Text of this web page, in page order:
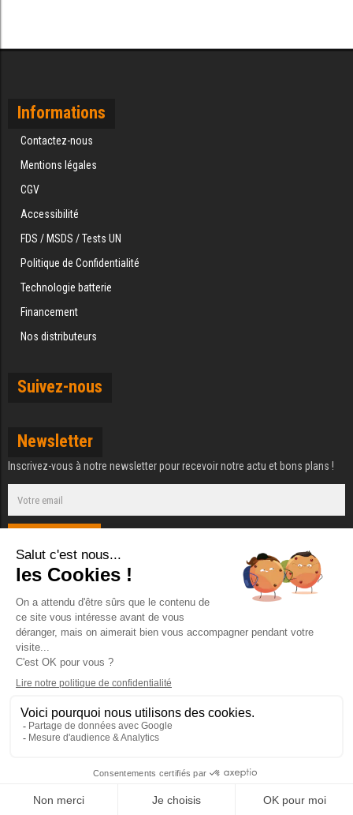
Informations
Contactez-nous
Mentions légales
CGV
Accessibilité
FDS / MSDS / Tests UN
Politique de Confidentialité
Technologie batterie
Financement
Nos distributeurs
Suivez-nous
Newsletter
Inscrivez-vous à notre newsletter pour recevoir notre actu et bons plans !
+ D'INFOS SUR LA SOCIÉTÉ
pellenc.com